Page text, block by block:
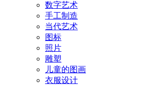
数字艺术
手工制造
当代艺术
图标
照片
雕塑
儿童的图画
衣服设计